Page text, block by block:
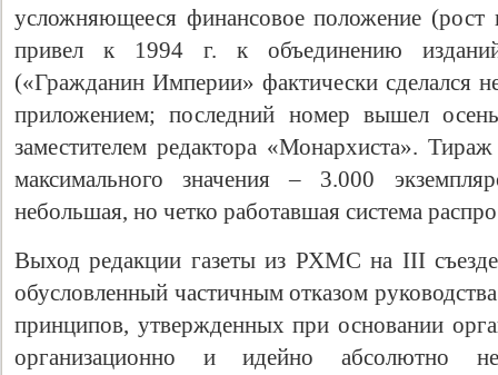
усложняющееся финансовое положение (рост
привел к 1994 г. к объединению
(«Гражданин Империи» фактически сделался
приложением; последний номер вышел
заместителем редактора «Монархиста».
максимального значения – 3.000
небольшая, но четко работавшая система
Выход редакции газеты из РХМС на III
обусловленный частичным отказом
принципов, утвержденных при основании
организационно и идейно абсолютно